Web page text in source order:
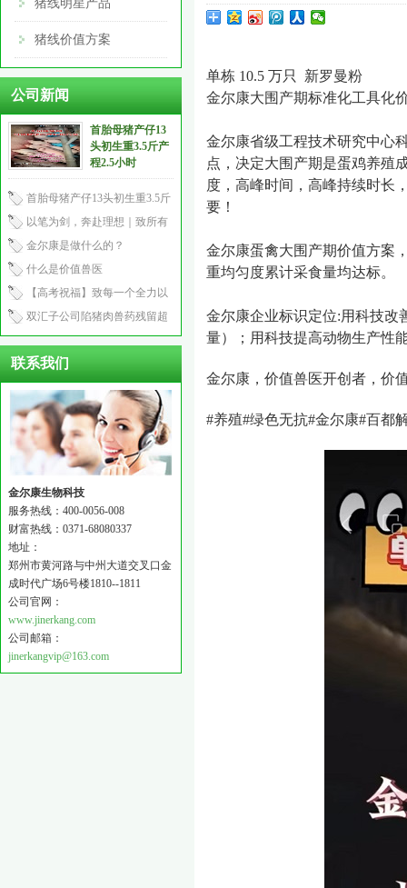
单栋 10.5 万只
新罗曼粉
金尔康大围产期标准化工具化
金尔康省级工程技术研究中心
点，决定大围产期是蛋鸡养殖
度，高峰时间，高峰持续时长
要！
金尔康蛋禽大围产期价值方案
重均匀度累计采食量均达标。
金尔康企业标识定位:用科技改
量）；用科技提高动物生产性
金尔康，价值兽医开创者，价
#养殖#绿色无抗#金尔康#百都
猪线明星产品
猪线价值方案
公司新闻
首胎母猪产仔13
头初生重3.5斤产
程2.5小时
首胎母猪产仔13头初生重3.5斤
产程2.5小时
以笔为剑，奔赴理想｜致所有
中考少年
金尔康是做什么的？
什么是价值兽医
【高考祝福】致每一个全力以
赴的你：笔锋所至，心之所向
双汇子公司陷猪肉兽药残留超
标风波！
联系我们
金尔康生物科技
服务热线：400-0056-008
财富热线：0371-68080337
地址：
郑州市黄河路与中州大道交叉口金
成时代广场6号楼1810--1811
公司官网：
www.jinerkang.com
公司邮箱：
jinerkangvip@163.com